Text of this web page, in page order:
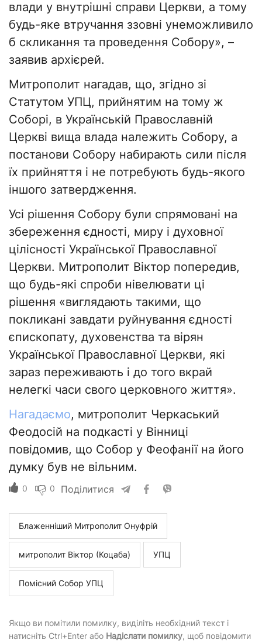
влади у внутрішні справи Церкви, а тому
будь-яке втручання ззовні унеможливило
б скликання та проведення Собору», –
заявив архієрей.
Митрополит нагадав, що, згідно зі
Статутом УПЦ, прийнятим на тому ж
Соборі, в Українській Православній
Церкві вища влада належить Собору, а
постанови Собору набирають сили після
їх прийняття і не потребують будь-якого
іншого затвердження.
Усі рішення Собору були спрямовані на
збереження єдності, миру і духовної
цілісності Української Православної
Церкви. Митрополит Віктор попередив,
що будь-які спроби нівелювати ці
рішення «виглядають такими, що
покликані завдати руйнування єдності
єпископату, духовенства та вірян
Української Православної Церкви, які
зараз переживають і до того вкрай
нелегкі часи свого церковного життя».
Нагадаємо, митрополит Черкаський
Феодосій на подкасті у Вінниці
повідомив, що Собор у Феофанії на його
думку був не вільним.
0 0 Поділитися
Блаженніший Митрополит Онуфрій
митрополит Віктор (Коцаба) УПЦ
Помісний Собор УПЦ
Якщо ви помітили помилку, виділіть необхідний текст і
натисніть Ctrl+Enter або Надіслати помилку, щоб повідомити